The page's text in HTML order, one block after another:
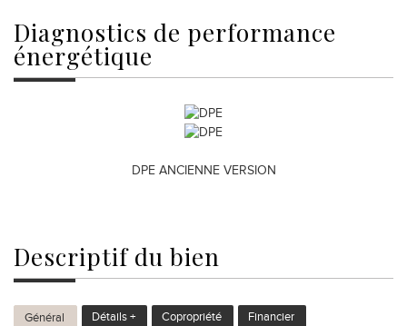
diagnostics de performance
énergétique
DPE ANCIENNE VERSION
descriptif du bien
Général Détails + Copropriété Financier